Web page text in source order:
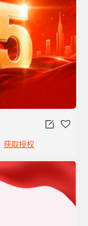
获取授权